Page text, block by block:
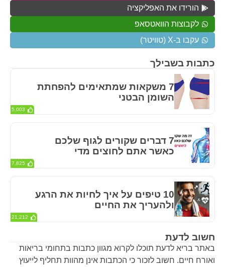
חשוב לדעת
באתר בריא לדעת תוכלו לקרוא מגוון כתבות בתחומי בריאות
ואורח חיים. חשוב לזכור כי הכתבות אינן מהוות תחליף לייעוץ
כתבות בשבילך
7 משקאות שמתאימים להפחתת
השומן הבטני
5,003
7 דברים שקורים לגוף שלכם
כאשר אתם לחוצים מדי
7,825
10 טיפים על איך לחיות את הרגע
ולהעריך את החיים
21,212
הורידו את האפליקציה
לקבוצות הוואטסאפ
עקבו ב-X (טוויטר)